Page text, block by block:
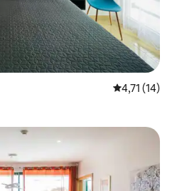
5 üzerinden
4,71 (14)